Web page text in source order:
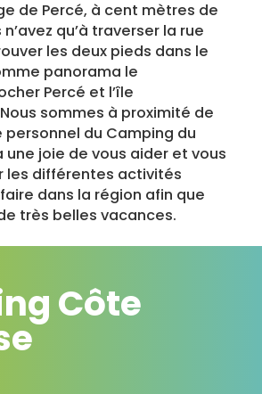
de Percé, à cent mètres de
qu’à traverser la rue
les deux pieds dans le
panorama le
Percé et l’île
sommes à proximité de
personnel du Camping du
une joie de vous aider et vous
les différentes activités
dans la région afin que
très belles vacances.
Côte